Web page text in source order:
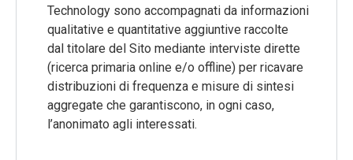
Technology sono accompagnati da informazioni
qualitative e quantitative aggiuntive raccolte
dal titolare del Sito mediante interviste dirette
(ricerca primaria online e/o offline) per ricavare
distribuzioni di frequenza e misure di sintesi
aggregate che garantiscono, in ogni caso,
l’anonimato agli interessati.